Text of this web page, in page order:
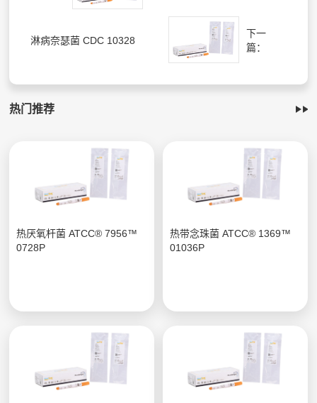
淋病奈瑟菌 CDC 10328
下一
篇：
热门推荐
热厌氧杆菌 ATCC® 7956™
0728P
热带念珠菌 ATCC® 1369™
01036P